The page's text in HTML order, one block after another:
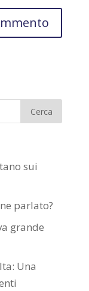
sui
parlato?
grande
Una